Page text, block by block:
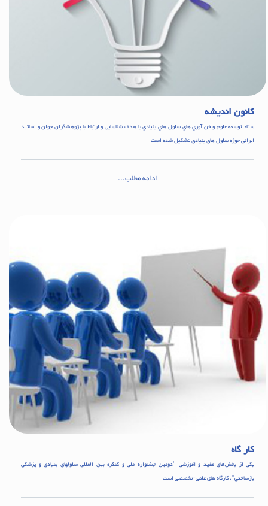
کانون اندیشه
ستاد توسعه علوم و فن آوري هاي سلول هاي بنيادي با هدف شناسایی و ارتباط با پژوهشگران جوان و اساتید
ایرانی حوزه سلول هاي بنيادي تشکيل شده است
ادامه مطلب...
کار گاه
یکی از بخش‌های مفید و آموزشی "دومین جشنواره ملی و کنگره بین المللی سلولهاي بنيادي و پزشکي
بازساختي"، کارگاه های علمی-تخصصی است